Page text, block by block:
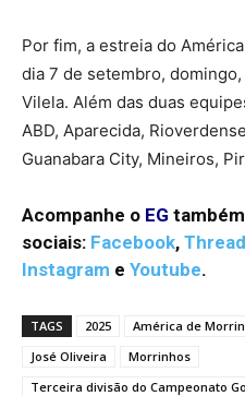
Por fim, a estreia do
dia 7 de setembro,
Vilela. Além das duas
ABD, Aparecida,
Guanabara City, Mineiros,
Acompanhe o EG
sociais: Facebook,
Instagram e Youtube.
TAGS 2025 América de
José Oliveira
Morrinhos
Terceira divisão do Campeonato